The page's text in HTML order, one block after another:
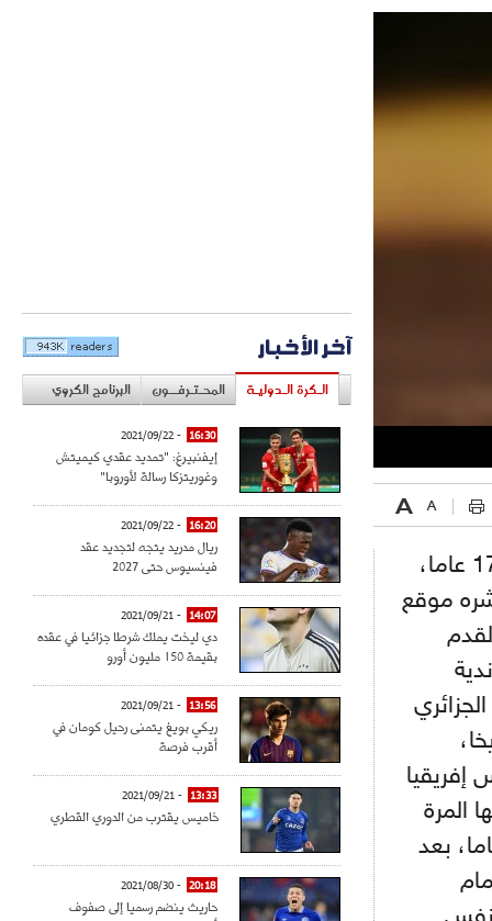
نالت الجزائر شرف تنظيم نهائيات كأس أمم إفريقيا لأقل من 17 عاما،
وذكر بيان نشره موقع
إفريقيا
أنها المرة
فيها الجزائر نهائيات "الكان" لأقل من 17 عاما، بعد
آخر الأخبار
الـكرة الـدوليـة المحـتـرفــون البرنامج الكروي
16:30
- 2021/09/22
إيفنبيرغ: "تمديد عقدي كيميتش
وغوريتزكا رسالة لأوروبا"
16:20
- 2021/09/22
ريال مدريد يتجه لتجديد عقد
فينسيوس حتى 2027
14:07
- 2021/09/21
دي ليخت يملك شرطا جزائيا في عقده
بقيمة 150 مليون أورو
13:56
- 2021/09/21
ريكي بويغ يتمنى رحيل كومان في
أقرب فرصة
13:33
- 2021/09/21
خاميس يقترب من الدوري القطري
20:18
- 2021/08/30
حاريث ينضم رسميا إلى صفوف